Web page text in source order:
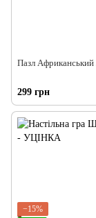
Пазл Африканський
299 грн
−15%